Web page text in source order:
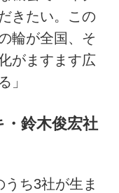
きたい。この
輪が全国、そ
がますます広
」
鈴木俊宏社
うち3社が生ま